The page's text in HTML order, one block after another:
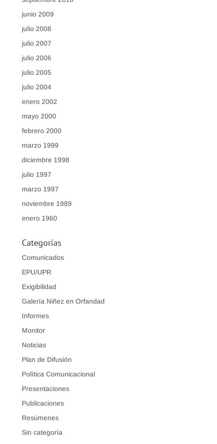
junio 2009
julio 2008
julio 2007
julio 2006
julio 2005
julio 2004
enero 2002
mayo 2000
febrero 2000
marzo 1999
diciembre 1998
julio 1997
marzo 1997
noviembre 1989
enero 1960
Categorías
Comunicados
EPU/UPR
Exigibilidad
Galería Niñez en Orfandad
Informes
Monitor
Noticias
Plan de Difusión
Política Comunicacional
Presentaciones
Publicaciones
Resúmenes
Sin categoría